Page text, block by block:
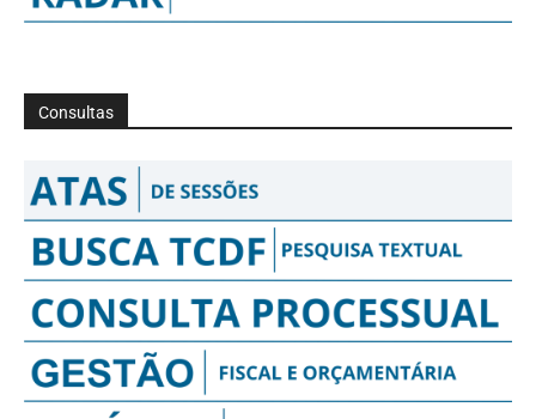
Consultas